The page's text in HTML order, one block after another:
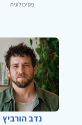
פסיכולוגית
נדב הורביץ